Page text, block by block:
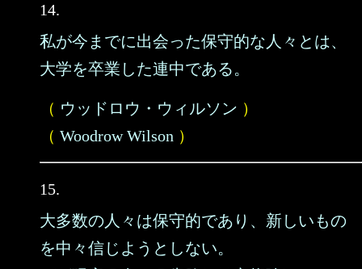
14.
私が今までに出会った保守的な人々とは、
大学を卒業した連中である。
（ ウッドロウ・ウィルソン ）
（ Woodrow Wilson ）
15.
大多数の人々は保守的であり、新しいもの
を中々信じようとしない。